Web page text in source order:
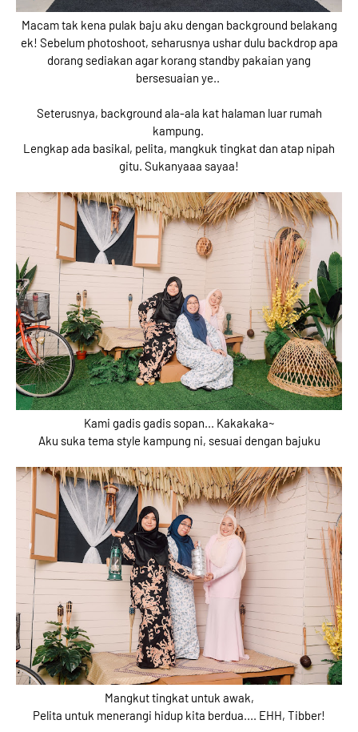
Macam tak kena pulak baju aku dengan background belakang
ek! Sebelum photoshoot, seharusnya ushar dulu backdrop apa
dorang sediakan agar korang standby pakaian yang
bersesuaian ye..
Seterusnya, background ala-ala kat halaman luar rumah
kampung.
Lengkap ada basikal, pelita, mangkuk tingkat dan atap nipah
gitu. Sukanyaaa sayaa!
Kami gadis gadis sopan... Kakakaka~
Aku suka tema style kampung ni, sesuai dengan bajuku
Mangkut tingkat untuk awak,
Pelita untuk menerangi hidup kita berdua.... EHH, Tibber!